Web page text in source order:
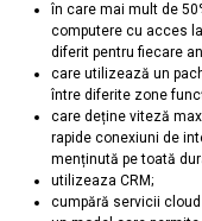
în care mai mult de
computere cu acces
diferit pentru fiecare
care utilizează un
între diferite zone
care deține viteză
rapide conexiuni de
menținută pe toată
utilizeaza CRM;
cumpără servicii